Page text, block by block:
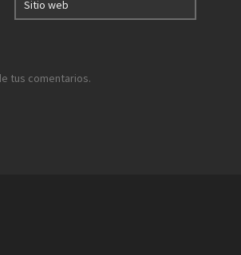
tus comentarios.